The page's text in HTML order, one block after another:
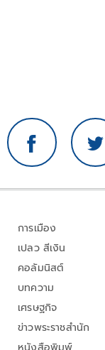
การเมือง
เปลว สีเงิน
คอลัมนิสต์
บทความ
เศรษฐกิจ
ข่าวพระราชสำนัก